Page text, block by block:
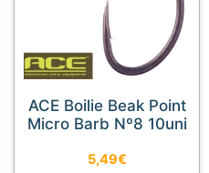
ACE Boilie Beak Point
Micro Barb Nº8 10uni
5,49€